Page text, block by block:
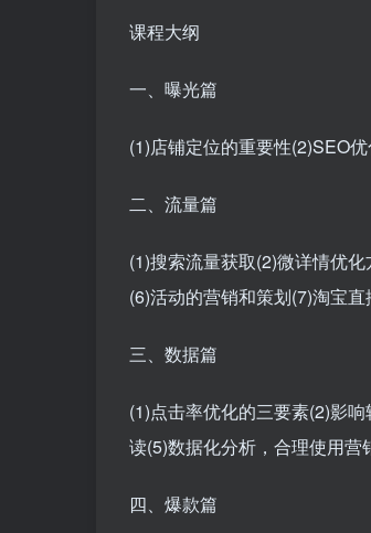
课程大纲
一、曝光篇
(1)店铺定位的重要性(2)SEO
二、流量篇
(1)搜索流量获取(2)微详情优
(6)活动的营销和策划(7)淘宝直
三、数据篇
(1)点击率优化的三要素(2)影
读(5)数据化分析，合理使用营
四、爆款篇